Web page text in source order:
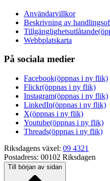
Användarvillkor
Beskrivning av
Tillgänglighetsutlåtande
Webbplatskarta
På sociala medier
Facebook(öppnas i ny flik)
Flickr(öppnas i ny flik)
Instagram(öppnas i ny flik)
LinkedIn(öppnas i ny flik)
X(öppnas i ny flik)
Youtube(öppnas i ny flik)
Threads(öppnas i ny flik)
Riksdagens växel: 09 4321
Postadress: 00102 Riksdagen
Till början av sidan